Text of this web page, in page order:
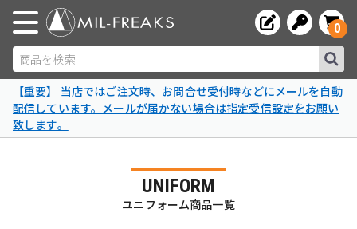
商品を検索
0
【重要】 当店ではご注文時、お問合せ受付時などにメールを自動
配信しています。メールが届かない場合は指定受信設定をお願い
致します。
UNIFORM
ユニフォーム商品一覧